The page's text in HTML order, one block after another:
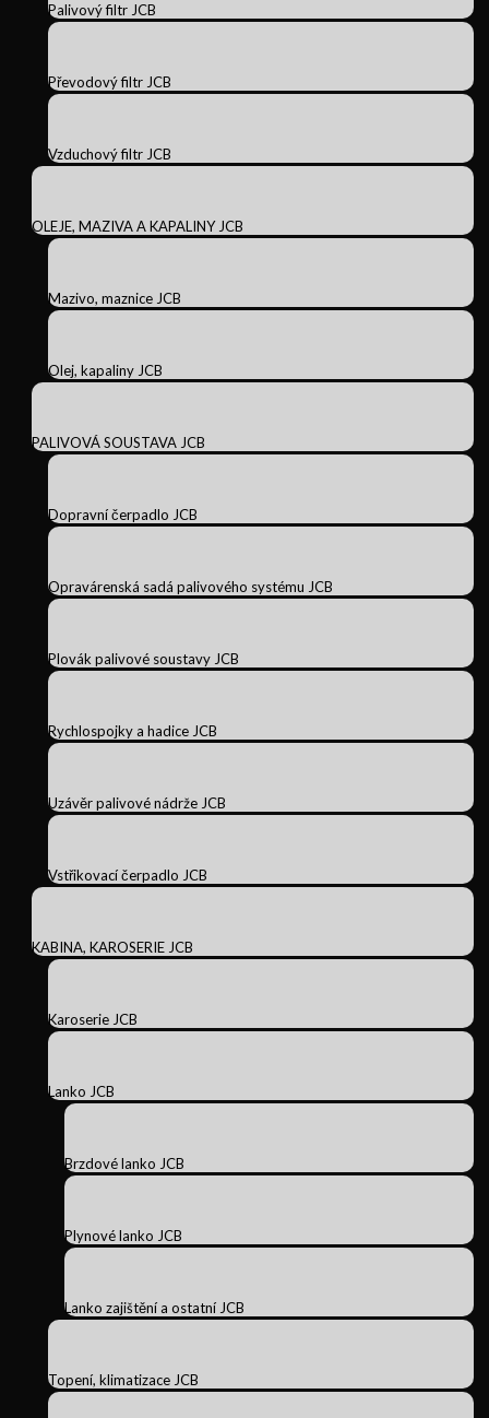
Palivový filtr JCB
Převodový filtr JCB
Vzduchový filtr JCB
OLEJE, MAZIVA A KAPALINY JCB
Mazivo, maznice JCB
Olej, kapaliny JCB
PALIVOVÁ SOUSTAVA JCB
Dopravní čerpadlo JCB
Opravárenská sadá palivového systému JCB
Plovák palivové soustavy JCB
Rychlospojky a hadice JCB
Uzávěr palivové nádrže JCB
Vstřikovací čerpadlo JCB
KABINA, KAROSERIE JCB
Karoserie JCB
Lanko JCB
Brzdové lanko JCB
Plynové lanko JCB
Lanko zajištění a ostatní JCB
Topení, klimatizace JCB